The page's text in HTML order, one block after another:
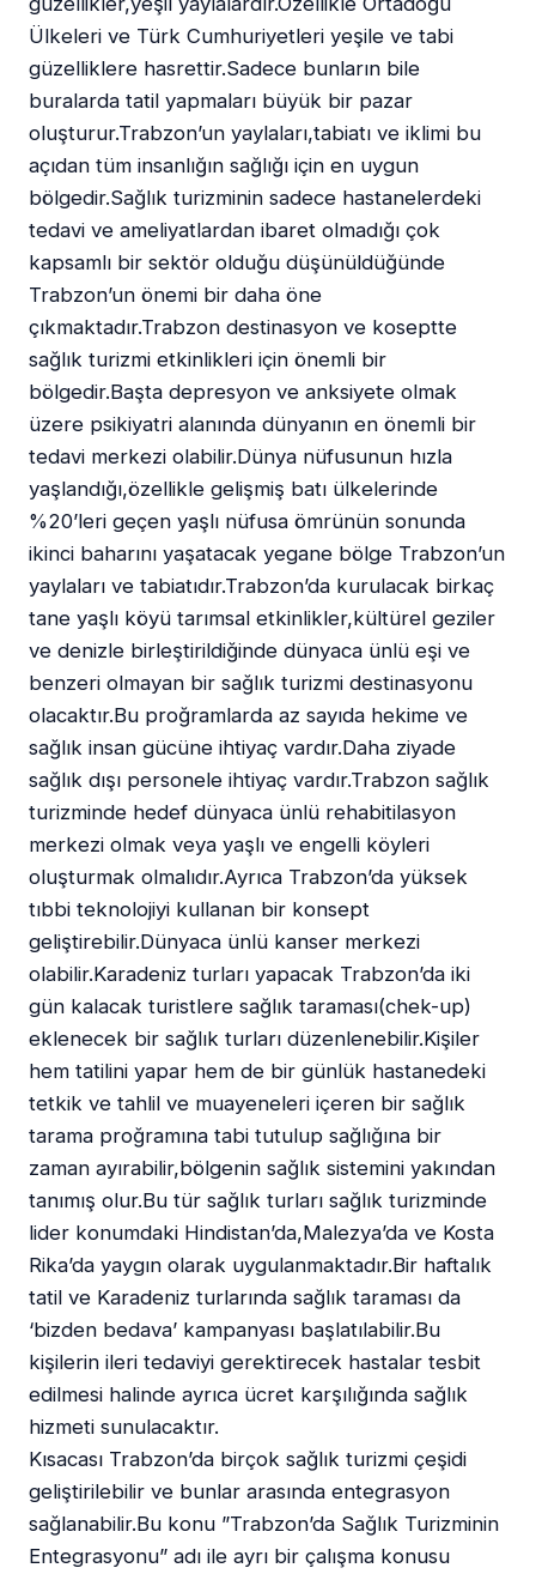
Ülkeleri ve Türk Cumhuriyetleri yeşile ve tabi
güzelliklere hasrettir.Sadece bunların bile
buralarda tatil yapmaları büyük bir pazar
oluşturur.Trabzon’un yaylaları,tabiatı ve iklimi bu
açıdan tüm insanlığın sağlığı için en uygun
bölgedir.Sağlık turizminin sadece hastanelerdeki
tedavi ve ameliyatlardan ibaret olmadığı çok
kapsamlı bir sektör olduğu düşünüldüğünde
Trabzon’un önemi bir daha öne
çıkmaktadır.Trabzon destinasyon ve koseptte
sağlık turizmi etkinlikleri için önemli bir
bölgedir.Başta depresyon ve anksiyete olmak
üzere psikiyatri alanında dünyanın en önemli bir
tedavi merkezi olabilir.Dünya nüfusunun hızla
yaşlandığı,özellikle gelişmiş batı ülkelerinde
%20’leri geçen yaşlı nüfusa ömrünün sonunda
ikinci baharını yaşatacak yegane bölge Trabzon’un
yaylaları ve tabiatıdır.Trabzon’da kurulacak birkaç
tane yaşlı köyü tarımsal etkinlikler,kültürel geziler
ve denizle birleştirildiğinde dünyaca ünlü eşi ve
benzeri olmayan bir sağlık turizmi destinasyonu
olacaktır.Bu proğramlarda az sayıda hekime ve
sağlık insan gücüne ihtiyaç vardır.Daha ziyade
sağlık dışı personele ihtiyaç vardır.Trabzon sağlık
turizminde hedef dünyaca ünlü rehabitilasyon
merkezi olmak veya yaşlı ve engelli köyleri
oluşturmak olmalıdır.Ayrıca Trabzon’da yüksek
tıbbi teknolojiyi kullanan bir konsept
geliştirebilir.Dünyaca ünlü kanser merkezi
olabilir.Karadeniz turları yapacak Trabzon’da iki
gün kalacak turistlere sağlık taraması(chek-up)
eklenecek bir sağlık turları düzenlenebilir.Kişiler
hem tatilini yapar hem de bir günlük hastanedeki
tetkik ve tahlil ve muayeneleri içeren bir sağlık
tarama proğramına tabi tutulup sağlığına bir
zaman ayırabilir,bölgenin sağlık sistemini yakından
tanımış olur.Bu tür sağlık turları sağlık turizminde
lider konumdaki Hindistan’da,Malezya’da ve Kosta
Rika’da yaygın olarak uygulanmaktadır.Bir haftalık
tatil ve Karadeniz turlarında sağlık taraması da
‘bizden bedava’ kampanyası başlatılabilir.Bu
kişilerin ileri tedaviyi gerektirecek hastalar tesbit
edilmesi halinde ayrıca ücret karşılığında sağlık
hizmeti sunulacaktır.
Kısacası Trabzon’da birçok sağlık turizmi çeşidi
geliştirilebilir ve bunlar arasında entegrasyon
sağlanabilir.Bu konu ”Trabzon’da Sağlık Turizminin
Entegrasyonu” adı ile ayrı bir çalışma konusu